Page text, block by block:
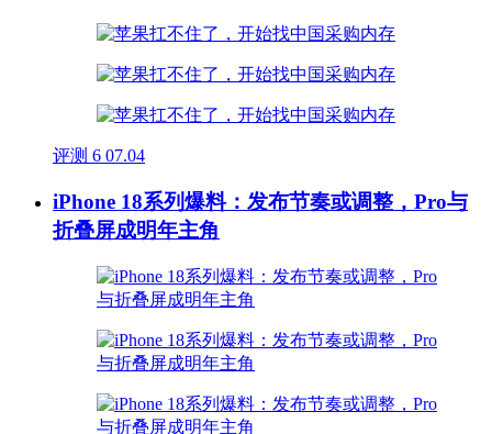
评测 6 07.04
iPhone 18系列爆料：发布节奏或调整，Pro与
折叠屏成明年主角